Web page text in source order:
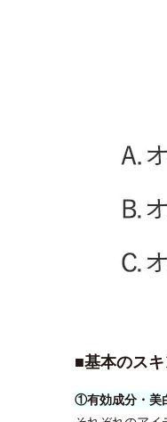
■基本のス
①有効成分・美